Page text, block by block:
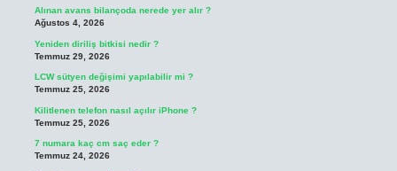
Alınan avans bilançoda nerede yer alır ?
Ağustos 4, 2026
Yeniden diriliş bitkisi nedir ?
Temmuz 29, 2026
LCW sütyen değişimi yapılabilir mi ?
Temmuz 25, 2026
Kilitlenen telefon nasıl açılır iPhone ?
Temmuz 25, 2026
7 numara kaç cm saç eder ?
Temmuz 24, 2026